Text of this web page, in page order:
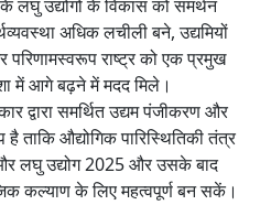
लघु उद्योगों के विकास को समर्थन
अधिक लचीली बने, उद्यमियों
राष्ट्र को एक प्रमुख
में आगे बढ़ने में मदद मिले।
द्वारा समर्थित उद्यम पंजीकरण और
ताकि औद्योगिक पारिस्थितिकी तंत्र
लघु उद्योग 2025 और उसके बाद
कल्याण के लिए महत्वपूर्ण बन सकें।